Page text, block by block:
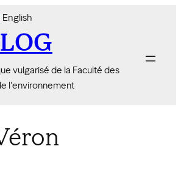
English
vulgarisé de la Faculté des
l'environnement